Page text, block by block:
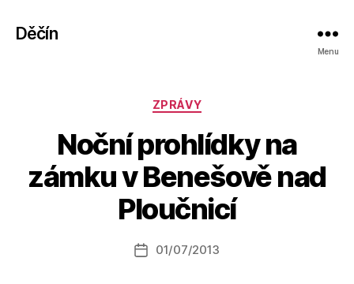
Děčín
Menu
Rubriky
ZPRÁVY
Noční prohlídky na
zámku v Benešově nad
Ploučnicí
Autor
příspěvku
A
u
t
a
Datum
01/07/2013